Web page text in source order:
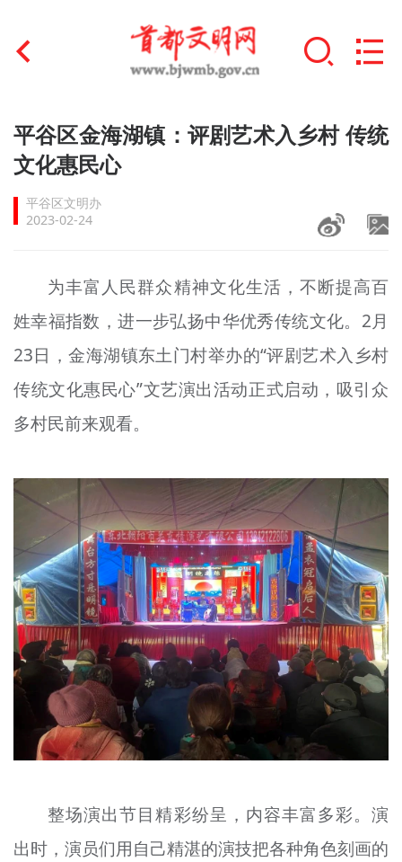
首页
文明创建
文明实践
未成年人思想道德建设
榜样人物
+
身边好人
文明评论
宣传思想文化人才
专题
资料库
+
平谷区金海湖镇：评剧艺术入乡村 传统
文化惠民心
平谷区文明办
2023-02-24
为丰富人民群众精神文化生活，不断提高百
姓幸福指数，进一步弘扬中华优秀传统文化。2月
23日，金海湖镇东土门村举办的“评剧艺术入乡村
传统文化惠民心”文艺演出活动正式启动，吸引众
多村民前来观看。
整场演出节目精彩纷呈，内容丰富多彩。演
出时，演员们用自己精湛的演技把各种角色刻画的